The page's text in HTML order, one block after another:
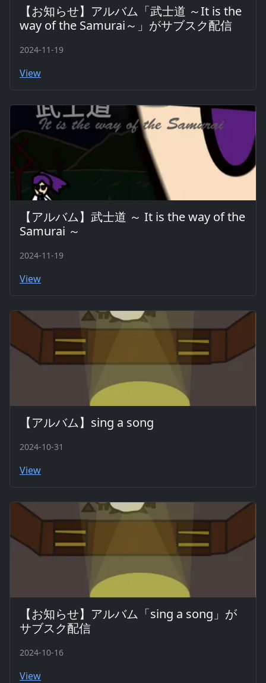
【お知らせ】アルバム「武士道 ～It is the
way of the Samurai～」がサブスク配信
2024-11-19
View
【アルバム】武士道 ～ It is the way of the
Samurai ～
2024-11-19
View
【アルバム】sing a song
2024-10-31
View
【お知らせ】アルバム「sing a song」が
サブスク配信
2024-10-16
View